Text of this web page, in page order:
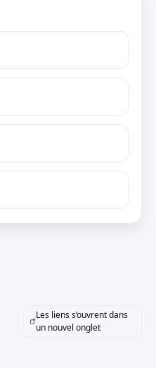
Les liens s’ouvrent dans
un nouvel onglet